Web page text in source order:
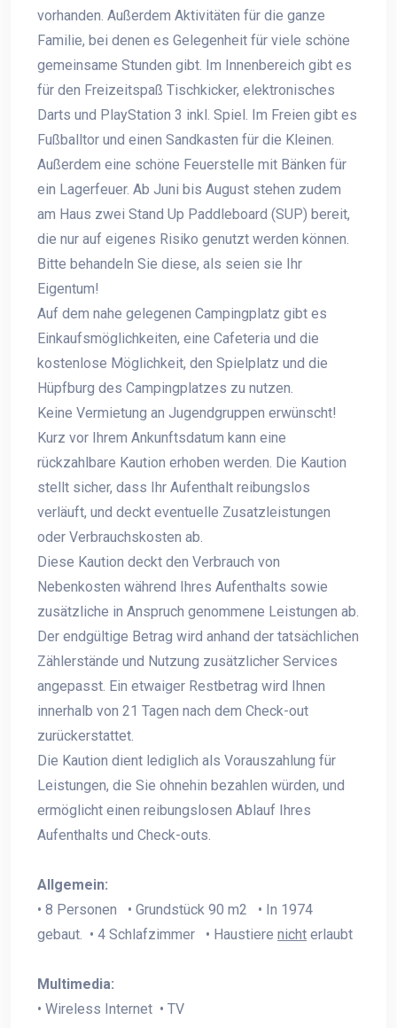
vorhanden. Außerdem Aktivitäten für die ganze
Familie, bei denen es Gelegenheit für viele schöne
gemeinsame Stunden gibt. Im Innenbereich gibt es
für den Freizeitspaß Tischkicker, elektronisches
Darts und PlayStation 3 inkl. Spiel. Im Freien gibt es
Fußballtor und einen Sandkasten für die Kleinen.
Außerdem eine schöne Feuerstelle mit Bänken für
ein Lagerfeuer. Ab Juni bis August stehen zudem
am Haus zwei Stand Up Paddleboard (SUP) bereit,
die nur auf eigenes Risiko genutzt werden können.
Bitte behandeln Sie diese, als seien sie Ihr
Eigentum!
Auf dem nahe gelegenen Campingplatz gibt es
Einkaufsmöglichkeiten, eine Cafeteria und die
kostenlose Möglichkeit, den Spielplatz und die
Hüpfburg des Campingplatzes zu nutzen.
Keine Vermietung an Jugendgruppen erwünscht!
Kurz vor Ihrem Ankunftsdatum kann eine
rückzahlbare Kaution erhoben werden. Die Kaution
stellt sicher, dass Ihr Aufenthalt reibungslos
verläuft, und deckt eventuelle Zusatzleistungen
oder Verbrauchskosten ab.
Diese Kaution deckt den Verbrauch von
Nebenkosten während Ihres Aufenthalts sowie
zusätzliche in Anspruch genommene Leistungen ab.
Der endgültige Betrag wird anhand der tatsächlichen
Zählerstände und Nutzung zusätzlicher Services
angepasst. Ein etwaiger Restbetrag wird Ihnen
innerhalb von 21 Tagen nach dem Check-out
zurückerstattet.
Die Kaution dient lediglich als Vorauszahlung für
Leistungen, die Sie ohnehin bezahlen würden, und
ermöglicht einen reibungslosen Ablauf Ihres
Aufenthalts und Check-outs.
Allgemein:
• 8 Personen • Grundstück 90 m2 • In 1974
gebaut. • 4 Schlafzimmer • Haustiere nicht erlaubt
Multimedia:
• Wireless Internet • TV